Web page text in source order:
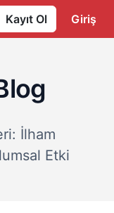
Kayıt Ol Giriş
İlham
Etki